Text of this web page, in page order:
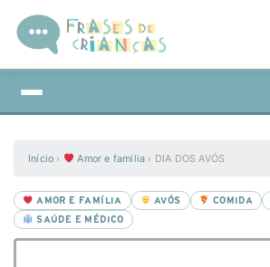
Início › Amor e família › DIA DOS AVÓS
AMOR E FAMÍLIA AVÓS COMIDA
SAÚDE E MÉDICO